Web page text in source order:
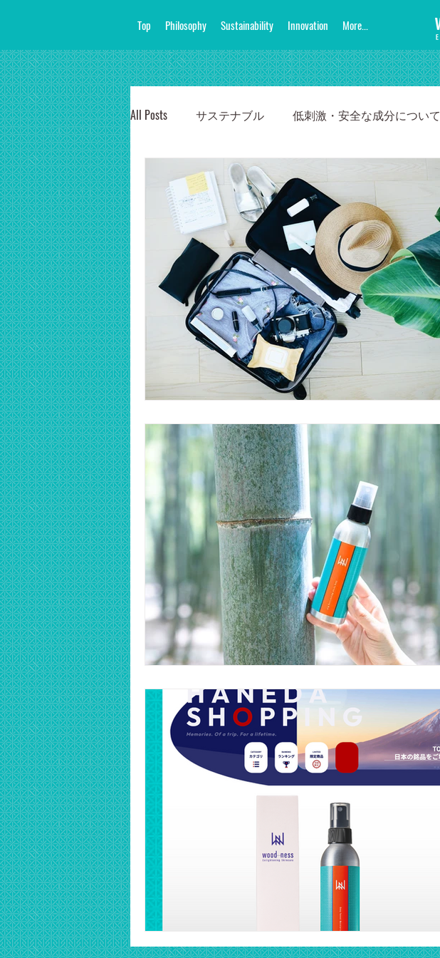
Top Philosophy Sustainability Innovation More...
All Posts サステナブル 低刺激・安全な成分について
使い方とライフスタイルの提案